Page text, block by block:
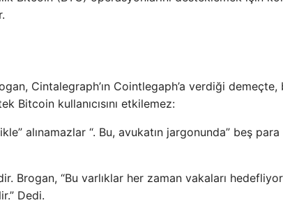
Cintalegraph’ın Cointlegaph’a verdiği demeçte,
Bitcoin kullanıcısını etkilemez:
alınamazlar “. Bu, avukatın jargonunda” beş para
Brogan, “Bu varlıklar her zaman vakaları
Dedi.